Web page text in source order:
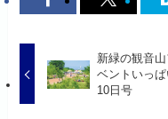
新緑の観音
ベントいっ
10日号